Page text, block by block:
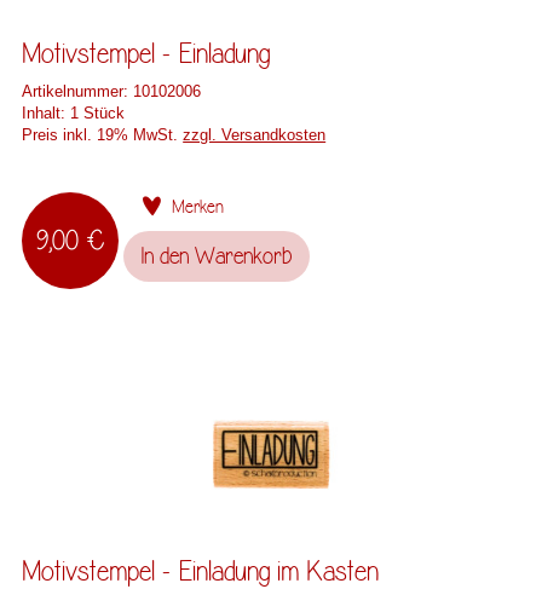
Motivstempel - Einladung
Artikelnummer: 10102006
Inhalt: 1 Stück
Preis inkl. 19% MwSt.zzgl. Versandkosten
9,00 €
Merken
In den Warenkorb
Motivstempel - Einladung im Kasten